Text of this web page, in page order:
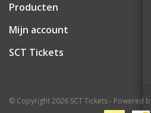
Producten
Mijn account
SCT Tickets
© Copyright 2026 SCT Tickets - Powered